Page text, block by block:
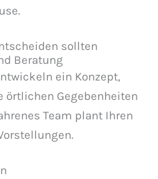
sollten
Beratung
ein Konzept,
örtlichen Gegebenheiten
Team plant Ihren